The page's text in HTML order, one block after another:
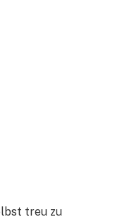
treu zu